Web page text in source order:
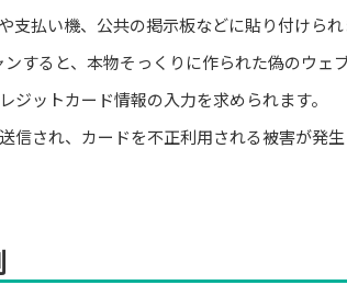
払い機、公共の掲示板などに貼り付けられ
すると、本物そっくりに作られた偽のウェ
ットカード情報の入力を求められます。
信され、カードを不正利用される被害が発生